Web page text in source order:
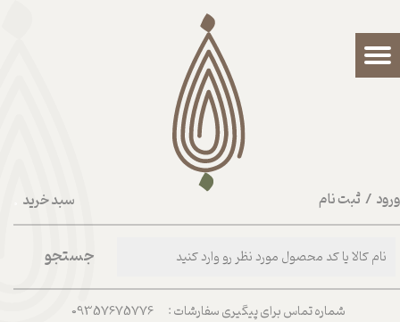
سبد خرید / ثبت نام
حساب کاربری من
تغییر گذر واژه
شماره تماس برای پیگیری سفارشات : 09357675776
جستجو